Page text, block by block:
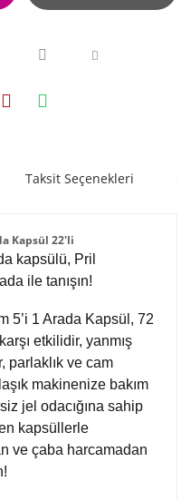
Taksit Seçenekleri
Kapsül 22'li
kapsülü, Pril
ile tanışın!
5’i 1 Arada Kapsül, 72
etkilidir, yanmış
parlaklık ve cam
makinenize bakım
jel odacığına sahip
kapsüllerle
ve çaba harcamadan